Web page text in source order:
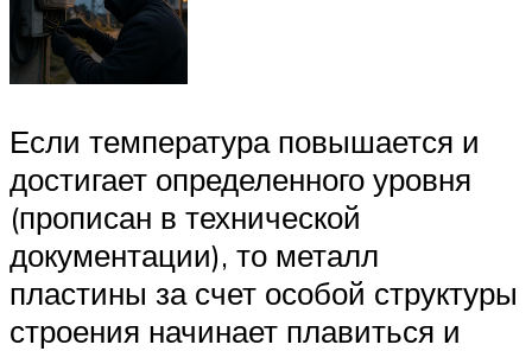
Если температура повышается и
достигает определенного уровня
(прописан в технической
документации), то металл
пластины за счет особой структуры
строения начинает плавиться и